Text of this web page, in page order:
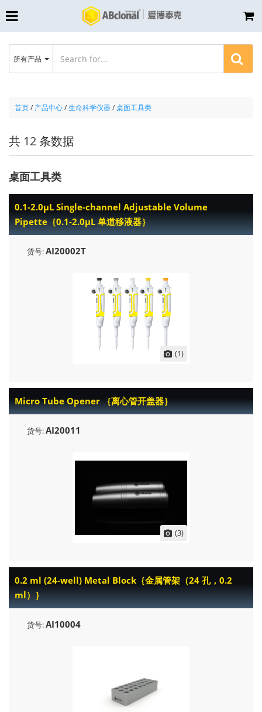
首页/ 产品中心/生命科学仪器/桌面工具类
共 12 条数据
桌面工具类
0.1-2.0μL Single-channel Adjustable Volume
Pipette｛0.1-2.0μL 单道移液器｝
货号:AI20002T
(1)
Micro Tube Opener ｛离心管开盖器｝
货号:AI20011
(3)
0.2 ml (24-well) Metal Block｛金属管架（24 孔，0.2
ml）｝
货号:AI10004
所有产品